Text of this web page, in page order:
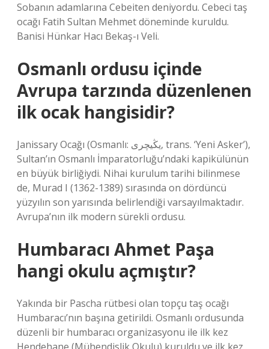
Sobanın adamlarına Cebeiten deniyordu. Cebeci taş
ocağı Fatih Sultan Mehmet döneminde kuruldu.
Banisi Hünkar Hacı Bekaş-ı Veli.
Osmanlı ordusu içinde
Avrupa tarzında düzenlenen
ilk ocak hangisidir?
Janissary Ocağı (Osmanlı: یڭیچری, trans. ‘Yeni Asker’),
Sultan’ın Osmanlı İmparatorluğu’ndaki kapikülünün
en büyük birliğiydi. Nihai kurulum tarihi bilinmese
de, Murad I (1362-1389) sırasında on dördüncü
yüzyılın son yarısında belirlendiği varsayılmaktadır.
Avrupa’nın ilk modern sürekli ordusu.
Humbaracı Ahmet Paşa
hangi okulu açmıştır?
Yakında bir Pascha rütbesi olan topçu taş ocağı
Humbaracı’nın başına getirildi. Osmanlı ordusunda
düzenli bir humbaracı organizasyonu ile ilk kez